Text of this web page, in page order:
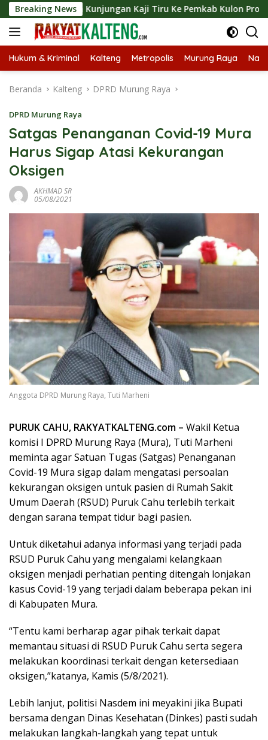
Langsung
ke
konten
Breaking News
Kunjungan Kaji Tiru Ke Pemkab Kulon Progo
Hukum & Kriminal Kalteng Metropolis Murung Raya
Beranda Kalteng DPRD Murung Raya
DPRD Murung Raya
Satgas Penanganan Covid-19 Mura
Harus Sigap Atasi Kekurangan
Oksigen
AKHMAD SR
05/08/2021
Anggota DPRD Murung Raya, Tuti Marheni
PURUK CAHU, RAKYATKALTENG.com – Wakil Ketua
komisi I DPRD Murung Raya (Mura), Tuti Marheni
meminta agar Satuan Tugas (Satgas) Penanganan
Covid-19 Mura sigap dalam mengatasi persoalan
kekurangan oksigen untuk pasien di Rumah Sakit
Umum Daerah (RSUD) Puruk Cahu terlebih terkait
dengan sarana tempat tidur bagi pasien.
Untuk diketahui adanya informasi yang terjadi pada
RSUD Puruk Cahu yang mengalami kelangkaan
oksigen menjadi perhatian penting ditengah lonjakan
kasus Covid-19 yang terjadi dalam beberapa pekan ini
di Kabupaten Mura.
“Tentu kami berharap agar pihak terkait dapat
memantau situasi di RSUD Puruk Cahu serta segera
melakukan koordinasi terkait dengan ketersediaan
oksigen,”katanya, Kamis (5/8/2021).
Lebih lanjut, politisi Nasdem ini meyakini jika Bupati
bersama dengan Dinas Kesehatan (Dinkes) pasti sudah
melakukan langkah-langkah yang tepat untuk